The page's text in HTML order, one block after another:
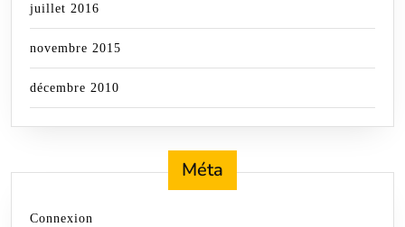
juillet 2016
novembre 2015
décembre 2010
Méta
Connexion